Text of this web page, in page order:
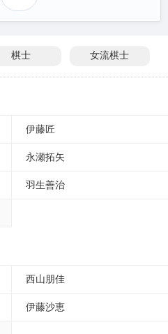
棋士 女流棋士
伊藤匠
永瀬拓矢
羽生善治
西山朋佳
伊藤沙恵